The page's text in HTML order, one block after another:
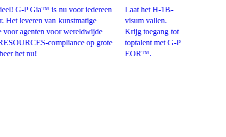
P Gia™ is nu voor iedereen
leveren van kunstmatige
agenten voor wereldwijde
compliance op grote
nu!​​
Laat het H-1B-
visum vallen.
Krijg toegang tot
toptalent met G-P
EOR™.​​